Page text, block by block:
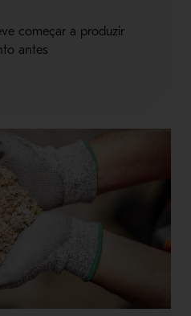
começar a produzir
antes